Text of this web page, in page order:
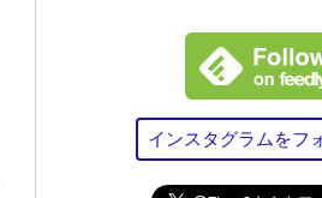
インスタグラムをフ